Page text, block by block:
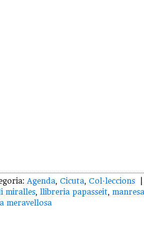
Agenda, Cicuta, Col·leccions
miralles, llibreria papasseit, manresa
meravellosa